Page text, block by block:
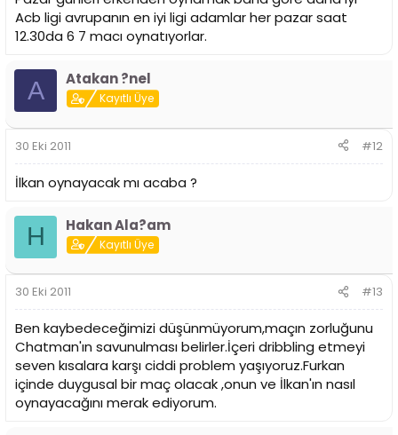
Acb ligi avrupanın en iyi ligi adamlar her pazar saat
12.30da 6 7 macı oynatıyorlar.
A Atakan ?nel
Kayıtlı Üye
30 Eki 2011 #12
İlkan oynayacak mı acaba ?
H Hakan Ala?am
Kayıtlı Üye
30 Eki 2011 #13
Ben kaybedeceğimizi düşünmüyorum,maçın zorluğunu
Chatman'ın savunulması belirler.İçeri dribbling etmeyi
seven kısalara karşı ciddi problem yaşıyoruz.Furkan
içinde duygusal bir maç olacak ,onun ve İlkan'ın nasıl
oynayacağını merak ediyorum.